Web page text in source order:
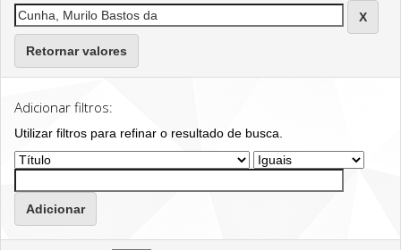
Retornar valores
Adicionar filtros:
Utilizar filtros para refinar o resultado de busca.